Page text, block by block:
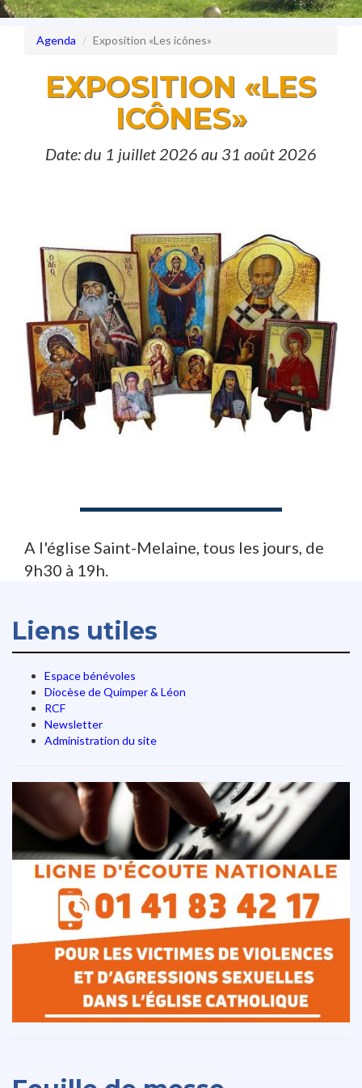
Agenda Exposition «Les icônes»
EXPOSITION «LES
ICÔNES»
Date: du 1 juillet 2026 au 31 août 2026
A l'église Saint-Melaine, tous les jours, de
9h30 à 19h.
Liens utiles
Espace bénévoles
Diocèse de Quimper & Léon
RCF
Newsletter
Administration du site